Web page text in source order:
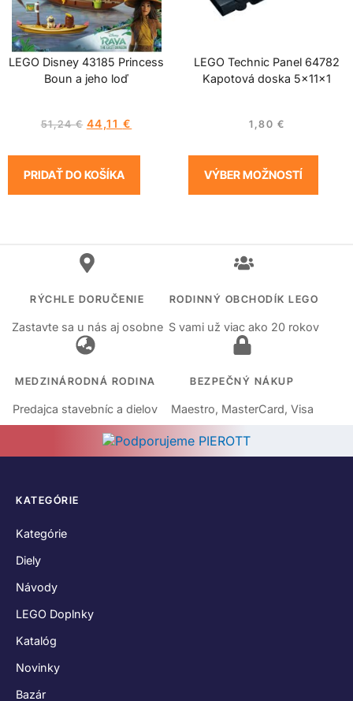
LEGO Disney 43185 Princess
Boun a jeho loď
51,24€ 44,11 €
PRIDAŤ DO KOŠÍKA
LEGO Technic Panel 64782
Kapotová doska 5x11x1
1,80 €
VÝBER MOŽNOSTÍ
RÝCHLE DORUČENIE
Zastavte sa u nás aj osobne
RODINNÝ OBCHODÍK LEGO
S vami už viac ako 20 rokov
MEDZINÁRODNÁ RODINA
Predajca stavebníc a dielov
BEZPEČNÝ NÁKUP
Maestro, MasterCard, Visa
KATEGÓRIE
Kategórie
Diely
Návody
LEGO Doplnky
Katalóg
Novinky
Bazár